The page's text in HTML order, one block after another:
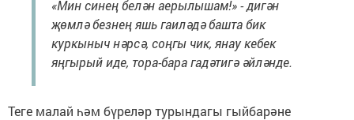
«Мин синең белән аерылышам!» - дигән
җөмлә безнең яшь гаиләдә башта бик
куркыныч нәрсә, соңгы чик, янау кебек
яңгырый иде, тора-бара гадәтигә әйләнде.
Теге малай һәм бүреләр турындагы гыйбарәне